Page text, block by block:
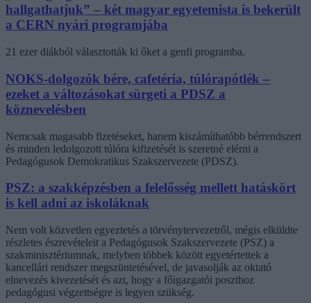
hallgathatjuk” – két magyar egyetemista is bekerült
a CERN nyári programjába
21 ezer diákból választották ki őket a genfi programba.
NOKS-dolgozók bére, cafetéria, túlórapótlék –
ezeket a változásokat sürgeti a PDSZ a
köznevelésben
Nemcsak magasabb fizetéseket, hanem kiszámíthatóbb bérrendszert
és minden ledolgozott túlóra kifizetését is szeretné elérni a
Pedagógusok Demokratikus Szakszervezete (PDSZ).
PSZ: a szakképzésben a felelősség mellett hatáskört
is kell adni az iskoláknak
Nem volt közvetlen egyeztetés a törvénytervezetről, mégis elküldte
részletes észrevételeit a Pedagógusok Szakszervezete (PSZ) a
szakminisztériumnak, melyben többek között egyetértettek a
kancellári rendszer megszüntetésével, de javasolják az oktató
elnevezés kivezetését és azt, hogy a főigazgatói poszthoz
pedagógusi végzettségre is legyen szükség.